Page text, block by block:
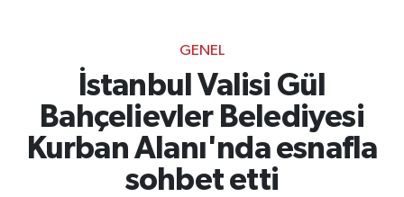
GENEL
İstanbul Valisi Gül
Bahçelievler Belediyesi
Kurban Alanı'nda esnafla
sohbet etti
GÜNDEM
RESMİ İLANLAR
KÖŞE YAZILARI
Bursa Trafik Yoğunluk Haritası
Süper Lig Puan Durumu ve Fikstür